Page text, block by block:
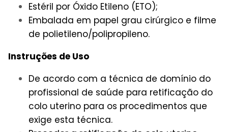
Estéril por Óxido Etileno (ETO);
Embalada em papel grau cirúrgico e filme
de polietileno/polipropileno.
Instruções de Uso
De acordo com a técnica de domínio do
profissional de saúde para retificação do
colo uterino para os procedimentos que
exige esta técnica.